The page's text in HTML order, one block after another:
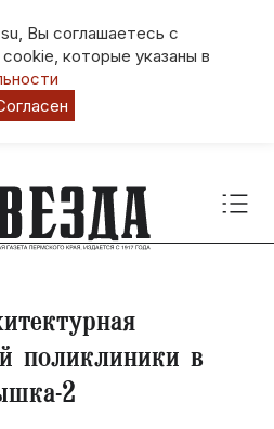
Вы соглашаетесь с
которые указаны в
поликлиники в
2